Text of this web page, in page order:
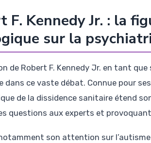
F. Kennedy Jr. : la
sur la
de Robert F. Kennedy Jr. en tant
dans ce vaste débat. Connue pour
de la dissidence sanitaire étend
questions aux experts et
son attention sur